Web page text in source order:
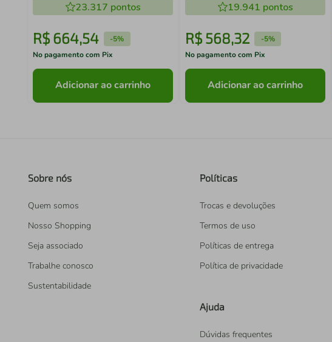
23.317 pontos
R$ 664,54 -5%
No pagamento com Pix
Adicionar ao carrinho
Cromado Piva
19.941 pontos
R$ 568,32 -5%
No pagamento com Pix
Adicionar ao carrinho
Sobre nós
Quem somos
Nosso Shopping
Seja associado
Trabalhe conosco
Sustentabilidade
Políticas
Trocas e devoluções
Termos de uso
Políticas de entrega
Política de privacidade
Ajuda
Dúvidas frequentes